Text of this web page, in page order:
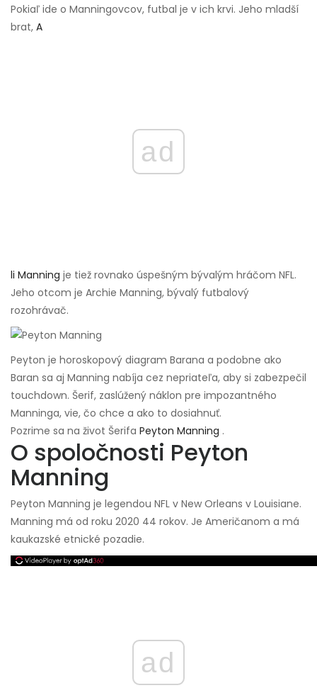
Pokiaľ ide o Manningovcov, futbal je v ich krvi. Jeho mladší
brat, A
ad
li Manning je tiež rovnako úspešným bývalým hráčom NFL.
Jeho otcom je Archie Manning, bývalý futbalový
rozohrávač.
Peyton je horoskopový diagram Barana a podobne ako
Baran sa aj Manning nabíja cez nepriateľa, aby si zabezpečil
touchdown. Šerif, zaslúžený náklon pre impozantného
Manninga, vie, čo chce a ako to dosiahnuť.
Pozrime sa na život Šerifa Peyton Manning .
O spoločnosti Peyton
Manning
Peyton Manning je legendou NFL v New Orleans v Louisiane.
Manning má od roku 2020 44 rokov. Je Američanom a má
kaukazské etnické pozadie.
ad